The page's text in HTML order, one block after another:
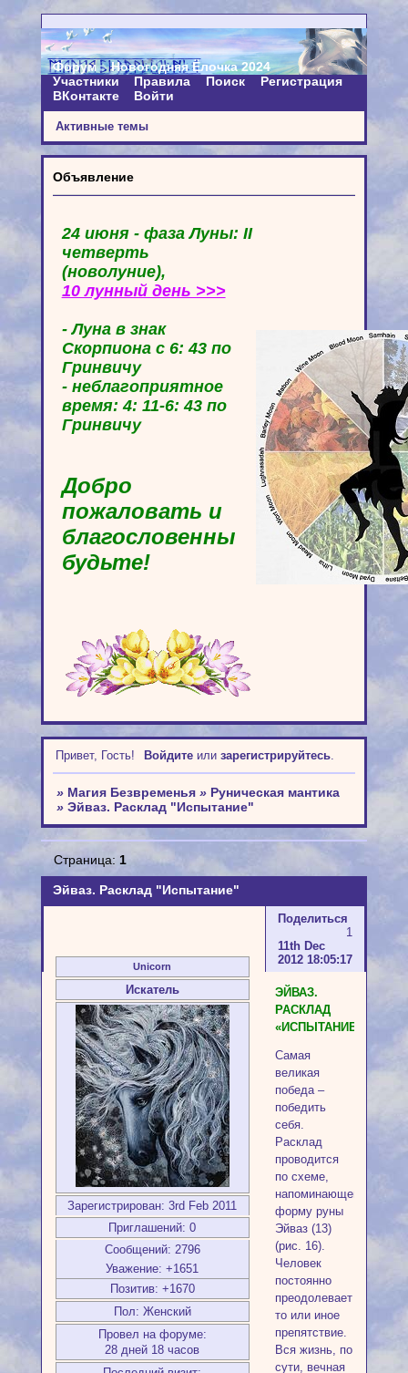
Форум
Новогодняя Ёлочка 2024
Участники
Правила Поиск
Регистрация
ВКонтакте
Войти
Активные темы
Объявление
24 июня - фаза Луны: II
четверть
(новолуние),
10 лунный день >>>
- Луна в знак
Скорпиона с 6: 43 по
Гринвичу
- неблагоприятное
время: 4: 11-6: 43 по
Гринвичу
Добро
пожаловать и
благословенны
будьте!
Привет, Гость! Войдитеили зарегистрируйтесь.
» Магия Безвременья » Руническая мантика
» Эйваз. Расклад "Испытание"
Эйваз. Расклад "Испытание"
Страница: 1
Поделиться
1
11th Dec
2012 18:05:17
Unicorn
Искатель
Зарегистрирован: 3rd Feb 2011
Приглашений: 0
Сообщений: 2796
Уважение: +1651
Позитив: +1670
Пол: Женский
Провел на форуме:
28 дней 18 часов
ЭЙВАЗ.
РАСКЛАД
«ИСПЫТАНИЕ»
Самая
великая
победа –
победить
себя.
Расклад
проводится
по схеме,
напоминающей
форму руны
Эйваз (13)
(рис. 16).
Человек
постоянно
преодолевает
то или иное
препятствие.
Вся жизнь, по
сути, вечная